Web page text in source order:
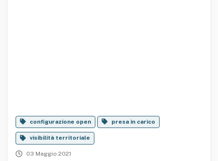
configurazione open presa in carico
visibilità territoriale
03 Maggio 2021